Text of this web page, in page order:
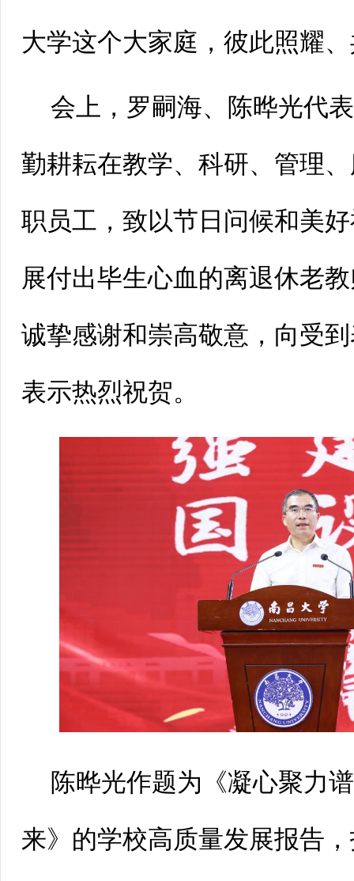
大学这个大家庭，彼此照耀
会上，罗嗣海、陈晔光代
勤耕耘在教学、科研、管理
职员工，致以节日问候和美
展付出毕生心血的离退休老
诚挚感谢和崇高敬意，向受
表示热烈祝贺。
陈晔光作题为《凝心聚力
来》的学校高质量发展报告